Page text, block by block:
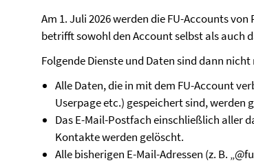
Am 1. Juli 2026 werden die FU-Accounts
betrifft sowohl den Account selbst als auch
Folgende Dienste und Daten sind dann
Alle Daten, die in mit dem FU-Account
Userpage etc.) gespeichert sind, werden
Das E-Mail-Postfach einschließlich aller
Kontakte werden gelöscht.
Alle bisherigen E-Mail-Adressen (z. B.